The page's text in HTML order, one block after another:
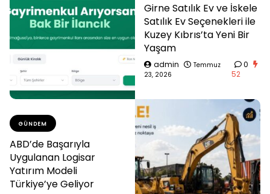
Girne Satılık Ev ve İskele
Satılık Ev Seçenekleri ile
Kuzey Kıbrıs’ta Yeni Bir
Yaşam
admin
Temmuz
23, 2026
0
52
GÜNDEM
ABD’de Başarıyla
Uygulanan Logisar
Yatırım Modeli
Türkiye’ye Geliyor